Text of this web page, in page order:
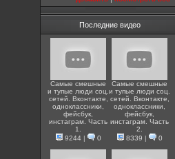
Последние видео
Самые смешные
и тупые люди соц.
сетей. Вконтакте,
одноклассники,
фейсбук,
инстаграм. Часть
1.
9244| 0
Самые смешные
и тупые люди соц.
сетей. Вконтакте,
одноклассники,
фейсбук,
инстаграм. Часть
2.
8339 | 0